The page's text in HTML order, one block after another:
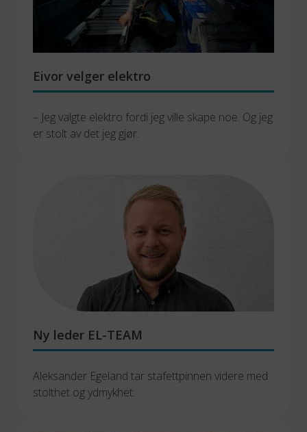
Eivor velger elektro
– Jeg valgte elektro fordi jeg ville skape noe. Og jeg
er stolt av det jeg gjør.
Ny leder EL-TEAM
Aleksander Egeland tar stafettpinnen videre med
stolthet og ydmykhet.